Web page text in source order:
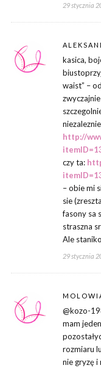
29 stycznia
kasica,
waist” –
http://
czy ta:
– obie mi
sie
fasony sa
straszna
Ale
29 stycznia
@kozo-
mam
rozmiaru
nie gryzę i